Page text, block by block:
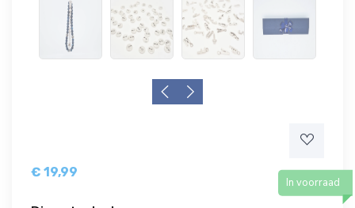
€ 19,99
In voorraad